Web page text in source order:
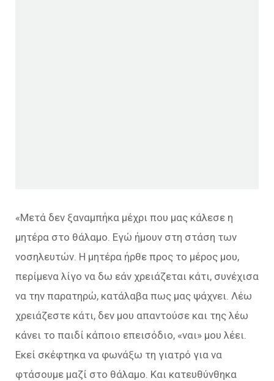
«Μετά δεν ξαναμπήκα μέχρι που μας κάλεσε η
μητέρα στο θάλαμο. Εγώ ήμουν στη στάση των
νοσηλευτών. Η μητέρα ήρθε προς το μέρος μου,
περίμενα λίγο να δω εάν χρειάζεται κάτι, συνέχισα
να την παρατηρώ, κατάλαβα πως μας ψάχνει. Λέω
χρειάζεστε κάτι, δεν μου απαντούσε και της λέω
κάνει το παιδί κάποιο επεισόδιο, «ναι» μου λέει.
Εκεί σκέφτηκα να φωνάξω τη γιατρό για να
φτάσουμε μαζί στο θάλαμο. Και κατευθύνθηκα